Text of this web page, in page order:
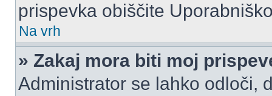
prispevka obiščite
Na vrh
» Zakaj mora biti moj
Administrator se lahko odloči,